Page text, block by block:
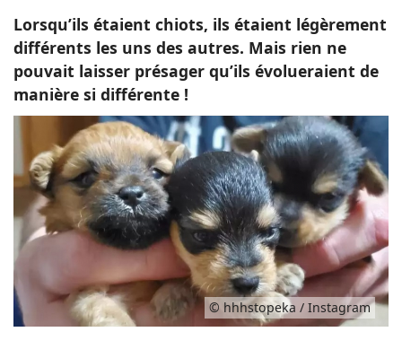
Lorsqu’ils étaient chiots, ils étaient légèrement
différents les uns des autres. Mais rien ne
pouvait laisser présager qu’ils évolueraient de
manière si différente !
© hhhstopeka / Instagram